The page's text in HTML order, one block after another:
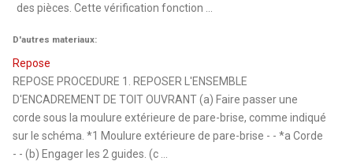
des pièces. Cette vérification fonction ...
D'autres materiaux:
Repose
REPOSE PROCEDURE 1. REPOSER L'ENSEMBLE
D'ENCADREMENT DE TOIT OUVRANT (a) Faire passer une
corde sous la moulure extérieure de pare-brise, comme indiqué
sur le schéma. *1 Moulure extérieure de pare-brise - - *a Corde
- - (b) Engager les 2 guides. (c ...